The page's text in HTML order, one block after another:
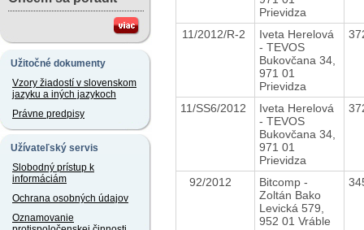
Užitočné dokumenty
Vzory žiadostí v slovenskom
jazyku a iných jazykoch
Právne predpisy
Užívateľský servis
Slobodný prístup k
informáciám
Ochrana osobných údajov
Oznamovanie
Prievidza
11/2012/R-2
Iveta Herelová
- TEVOS
Bukovčana 34,
971 01
Prievidza
11/SS6/2012
Iveta Herelová
- TEVOS
Bukovčana 34,
971 01
Prievidza
92/2012
Bitcomp -
Zoltán Bako
Levická 579,
952 01 Vráble